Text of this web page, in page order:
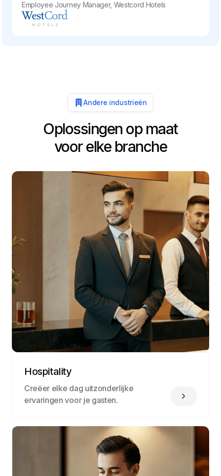
Employee Journey Manager, Westcord Hotels
Andere industrieën
Oplossingen op maat
voor elke branche
Hospitality
Creëer elke dag uitzonderlijke
ervaringen voor je gasten.